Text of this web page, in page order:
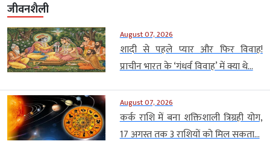
जीवनशैली
August 07, 2026
शादी से पहले प्यार और फिर विवाह!
प्राचीन भारत के ‘गंधर्व विवाह’ में क्या थे...
August 07, 2026
कर्क राशि में बना शक्तिशाली त्रिग्रही योग,
17 अगस्त तक 3 राशियों को मिल सकता...